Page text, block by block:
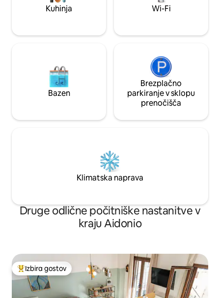
Kuhinja Wi-Fi
Bazen
Brezplačno
parkiranje v sklopu
prenočišča
Klimatska naprava
Druge odlične počitniške nastanitve v
kraju Aidonio
Najbolj priljubljena prenočišča z značko »Izbira gostov«
Izbira gostov